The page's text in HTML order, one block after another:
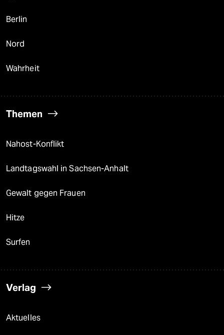
Berlin
Nord
Wahrheit
Themen
Nahost-Konflikt
Landtagswahl in Sachsen-Anhalt
Gewalt gegen Frauen
Hitze
Surfen
Verlag
Aktuelles